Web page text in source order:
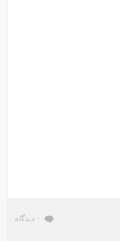
۰ دیدگاه